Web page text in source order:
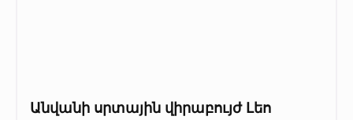
Անվանի սրտային վիրաբույժ Լեո